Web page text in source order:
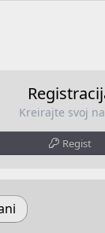
Kreirajte svoj
Regist